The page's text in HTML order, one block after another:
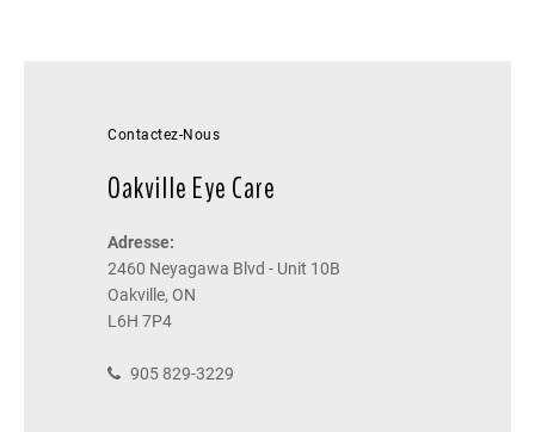
Contactez-Nous
Oakville Eye Care
Adresse:
2460 Neyagawa Blvd - Unit 10B
Oakville, ON
L6H 7P4
905 829-3229